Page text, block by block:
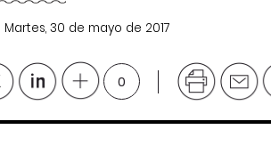
Martes, 30 de mayo de 2017
0